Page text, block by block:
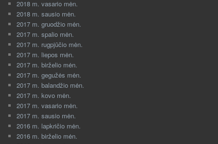
2018 m. vasario mėn.
2018 m. sausio mėn.
2017 m. gruodžio mėn.
2017 m. spalio mėn.
2017 m. rugpjūčio mėn.
2017 m. liepos mėn.
2017 m. birželio mėn.
2017 m. gegužės mėn.
2017 m. balandžio mėn.
2017 m. kovo mėn.
2017 m. vasario mėn.
2017 m. sausio mėn.
2016 m. lapkričio mėn.
2016 m. birželio mėn.